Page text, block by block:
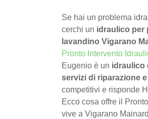
Se hai un problema
cerchi un idraulico per
lavandino Vigarano
Pronto Intervento
Eugenio è un idraulico
servizi di riparazione
competitivi e risponde
Ecco cosa offre il
vive a Vigarano